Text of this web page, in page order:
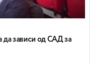
да зависи од САД за